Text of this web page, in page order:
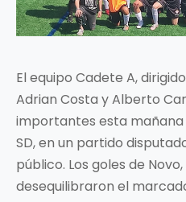
El equipo Cadete A,
Adrian Costa y Alberto
importantes esta mañana
SD, en un partido
público. Los goles de
desequilibraron el